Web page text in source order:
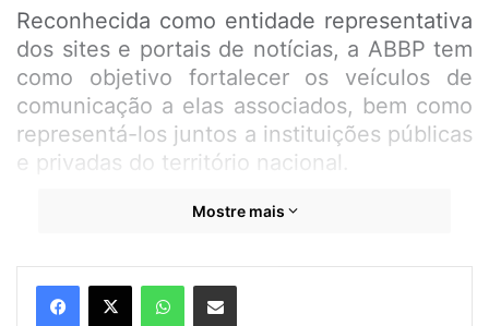
Reconhecida como entidade representativa
dos sites e portais de notícias, a ABBP tem
como objetivo fortalecer os veículos de
comunicação a elas associados, bem como
representá-los juntos a instituições públicas
e privadas do território nacional.
Durante a visita institucional, os diretores
digital do país apresentaram uma proposta
legislativa que visa destinar 10% dos
Mostre mais